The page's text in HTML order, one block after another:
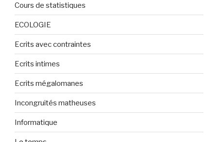
Cours de statistiques
ECOLOGIE
Ecrits avec contraintes
Ecrits intimes
Ecrits mégalomanes
Incongruités matheuses
Informatique